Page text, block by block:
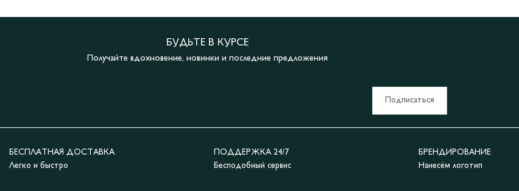
БУДЬТЕ В КУРСЕ
Получайте вдохновение, новинки и последние предложения
Подписаться
БЕСПЛАТНАЯ ДОСТАВКА
Легко и быстро
ПОДДЕРЖКА 24/7
Бесподобный сервис
БРЕНДИРОВАНИЕ
Нанесём логотип